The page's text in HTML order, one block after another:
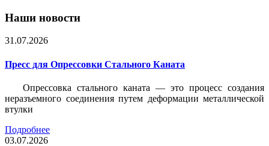
Наши новости
31.07.2026
Пресс для Опрессовки Стального Каната
Опрессовка стального каната — это процесс создания
неразъемного соединения путем деформации металлической
втулки
Подробнее
03.07.2026